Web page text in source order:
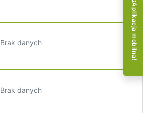
Brak danych
Brak danych
Aplikacja mobilna!